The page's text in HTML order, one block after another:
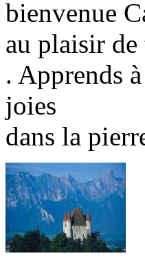
bienvenue
au plaisir
. Apprends
joies
dans la